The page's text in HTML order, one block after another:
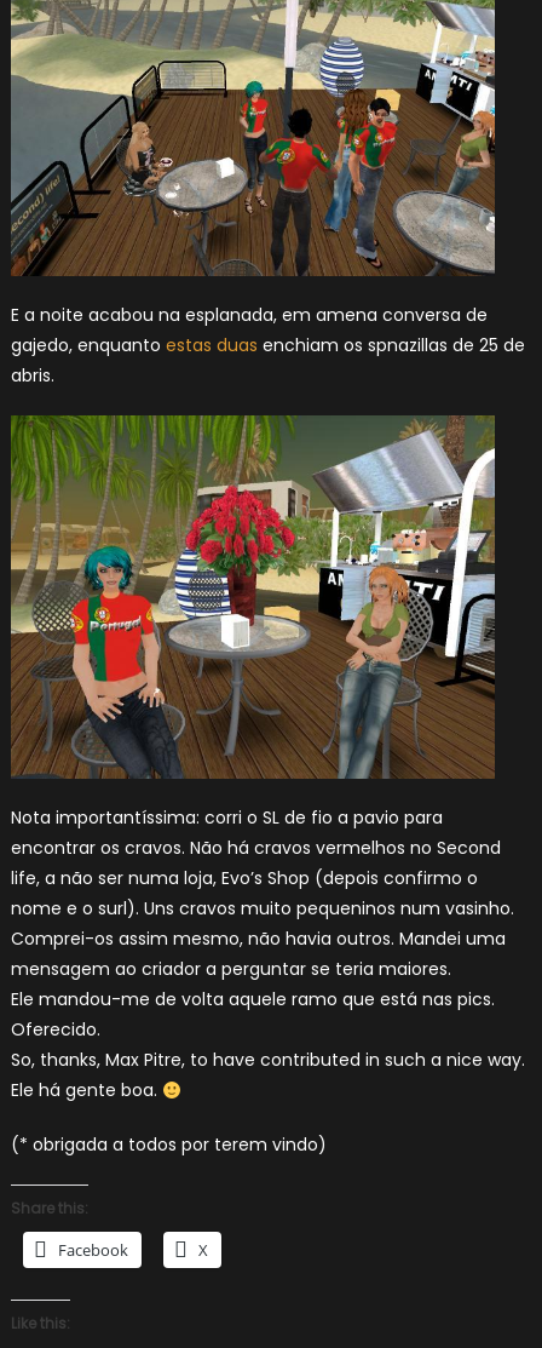
E a noite acabou na esplanada, em amena conversa de
gajedo, enquanto estas duas enchiam os spnazillas de 25 de
abris.
Nota importantíssima: corri o SL de fio a pavio para
encontrar os cravos. Não há cravos vermelhos no Second
life, a não ser numa loja, Evo’s Shop (depois confirmo o
nome e o surl). Uns cravos muito pequeninos num vasinho.
Comprei-os assim mesmo, não havia outros. Mandei uma
mensagem ao criador a perguntar se teria maiores.
Ele mandou-me de volta aquele ramo que está nas pics.
Oferecido.
So, thanks, Max Pitre, to have contributed in such a nice way.
Ele há gente boa.
(* obrigada a todos por terem vindo)
Share this:
Facebook X
Like this: